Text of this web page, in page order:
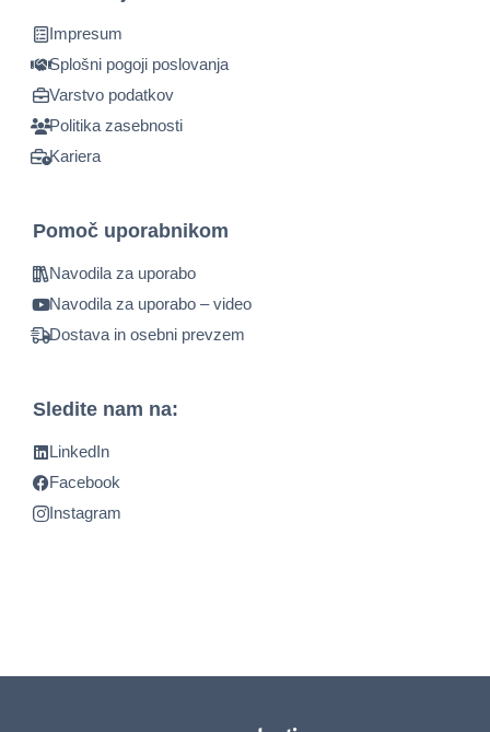
Impresum
Splošni pogoji poslovanja
Varstvo podatkov
Politika zasebnosti
Kariera
Pomoč uporabnikom
Navodila za uporabo
Navodila za uporabo – video
Dostava in osebni prevzem
Sledite nam na:
LinkedIn
Facebook
Instagram